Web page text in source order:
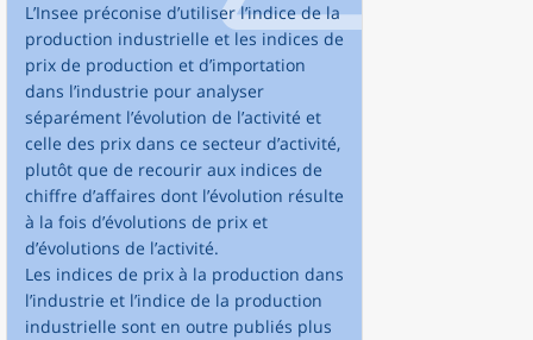
L’Insee préconise d’utiliser l’indice de la
production industrielle et les indices de
prix de production et d’importation
dans l’industrie pour analyser
séparément l’évolution de l’activité et
celle des prix dans ce secteur d’activité,
plutôt que de recourir aux indices de
chiffre d’affaires dont l’évolution résulte
à la fois d’évolutions de prix et
d’évolutions de l’activité.
Les indices de prix à la production dans
l’industrie et l’indice de la production
industrielle sont en outre publiés plus